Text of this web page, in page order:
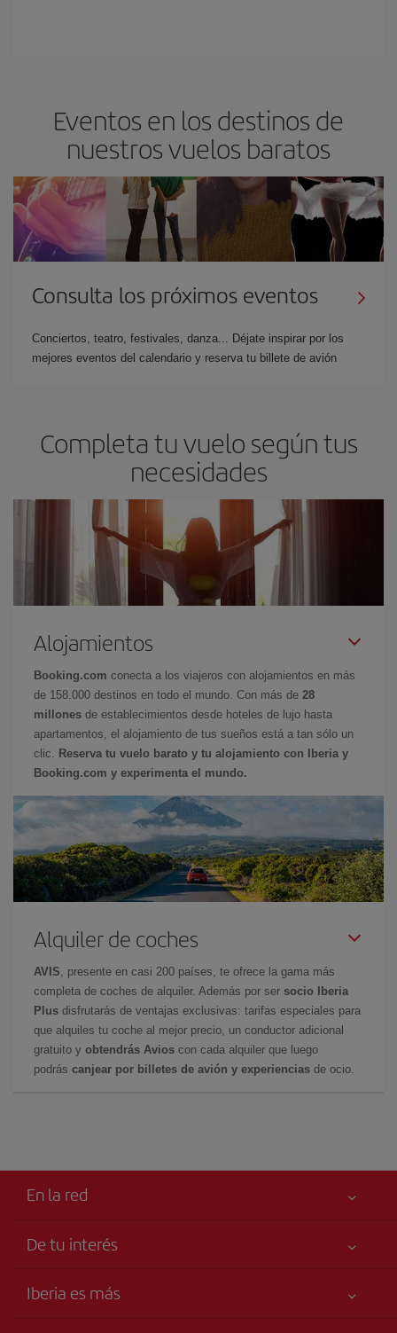
Eventos en los destinos de
nuestros vuelos baratos
Consulta los próximos eventos
Conciertos, teatro, festivales, danza... Déjate inspirar por los
mejores eventos del calendario y reserva tu billete de avión
Completa tu vuelo según tus
necesidades
Alojamientos
Booking.com conecta a los viajeros con alojamientos en más
de 158.000 destinos en todo el mundo. Con más de 28
millones de establecimientos desde hoteles de lujo hasta
apartamentos, el alojamiento de tus sueños está a tan sólo un
clic.
Reserva tu vuelo barato y tu alojamiento con Iberia y
Booking.com y experimenta el mundo.
Alquiler de coches
AVIS , presente en casi 200 países, te ofrece la gama más
completa de coches de alquiler. Además por ser socio Iberia
Plus disfrutarás de ventajas exclusivas: tarifas especiales para
que alquiles tu coche al mejor precio, un conductor adicional
gratuito y obtendrás Avios con cada alquiler que luego
podrás canjear por billetes de avión y experiencias de ocio.
En la red
De tu interés
Accesibilidad
Iberia es más